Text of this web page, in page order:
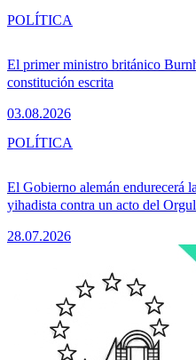
El primer ministro británico
constitución escrita
03.08.2026
POLÍTICA
El Gobierno alemán endurecerá
yihadista contra un acto del
28.07.2026
POLÍTICA